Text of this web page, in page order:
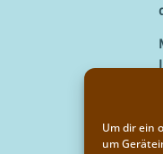
Um dir ein
um